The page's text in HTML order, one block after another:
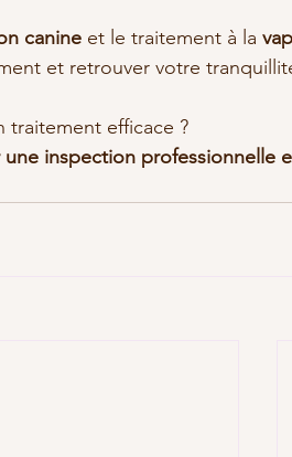
canine et le traitement à la
et retrouver votre
traitement efficace ?
inspection professionnelle